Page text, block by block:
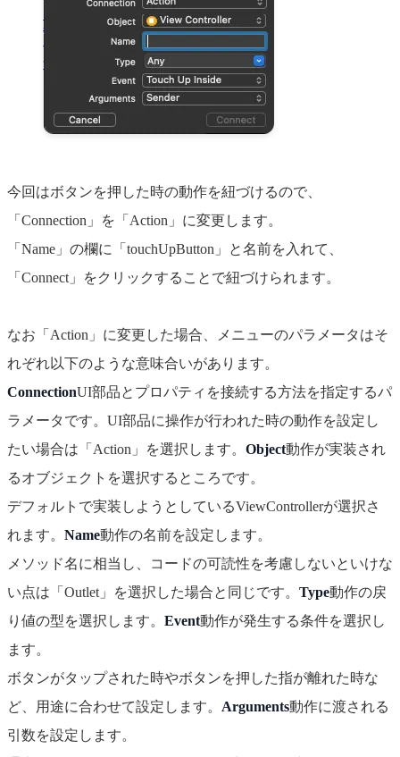
今回はボタンを押した時の動作を紐づけるので、
「Connection」を「Action」に変更します。
「Name」の欄に「touchUpButton」と名前を入れて、
「Connect」をクリックすることで紐づけられます。
なお「Action」に変更した場合、メニューのパラメータはそ
れぞれ以下のような意味合いがあります。
ConnectionUI部品とプロパティを接続する方法を指定するパ
ラメータです。UI部品に操作が行われた時の動作を設定し
たい場合は「Action」を選択します。 Object動作が実装され
るオブジェクトを選択するところです。
デフォルトで実装しようとしているViewControllerが選択さ
れます。 Name動作の名前を設定します。
メソッド名に相当し、コードの可読性を考慮しないといけな
い点は「Outlet」を選択した場合と同じです。 Type動作の戻
り値の型を選択します。 Event動作が発生する条件を選択し
ます。
ボタンがタップされた時やボタンを押した指が離れた時な
ど、用途に合わせて設定します。 Arguments動作に渡される
引数を設定します。